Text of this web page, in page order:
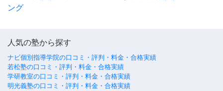
ング
人気の塾から探す
ナビ個別指導学院の口コミ・評判・料金・合格実績
若松塾の口コミ・評判・料金・合格実績
学研教室の口コミ・評判・料金・合格実績
明光義塾の口コミ・評判・料金・合格実績